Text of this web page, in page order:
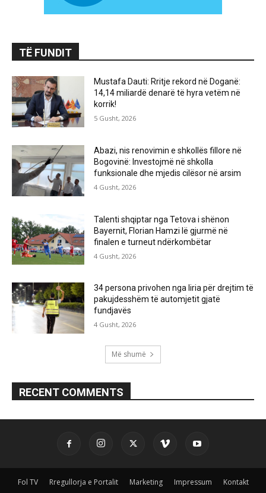
TË FUNDIT
Mustafa Dauti: Rritje rekord në Doganë:
14,14 miliardë denarë të hyra vetëm në
korrik!
5 Gusht, 2026
Abazi, nis renovimin e shkollës fillore në
Bogovinë: Investojmë në shkolla
funksionale dhe mjedis cilësor në arsim
4 Gusht, 2026
Talenti shqiptar nga Tetova i shënon
Bayernit, Florian Hamzi lë gjurmë në
finalen e turneut ndërkombëtar
4 Gusht, 2026
34 persona privohen nga liria për drejtim të
pakujdesshëm të automjetit gjatë
fundjavës
4 Gusht, 2026
Më shumë
RECENT COMMENTS
Fol TV Rregullorja e Portalit Marketing Impressum Kontakt